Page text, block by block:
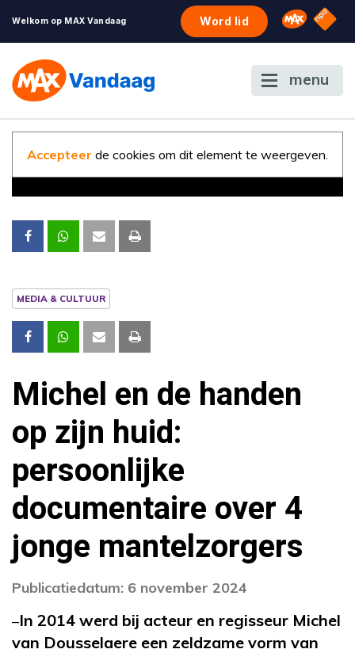
Welkom op MAX Vandaag Word lid Omroep
NPO
menu
Accepteer de cookies om dit element te weergeven.
MEDIA & CULTUUR
Michel en de handen
op zijn huid:
persoonlijke
documentaire over 4
jonge mantelzorgers
Publicatiedatum: 6 november 2024
–In 2014 werd bij acteur en regisseur Michel
van Dousselaere een zeldzame vorm van